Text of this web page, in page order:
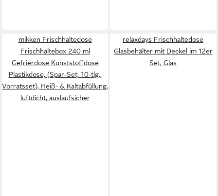
mikken Frischhaltedose
Frischhaltebox 240 ml
Gefrierdose Kunststoffdose
Plastikdose, (Spar-Set, 10-tlg.,
Vorratsset), Heiß- & Kaltabfüllung,
luftdicht, auslaufsicher
relaxdays Frischhaltedose
Glasbehälter mit Deckel im 12er
Set, Glas